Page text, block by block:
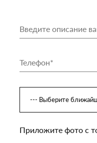
Приложите фото с